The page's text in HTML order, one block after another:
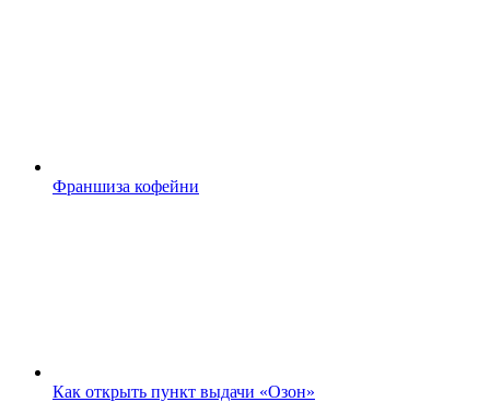
Франшиза кофейни
Как открыть пункт выдачи «Озон»